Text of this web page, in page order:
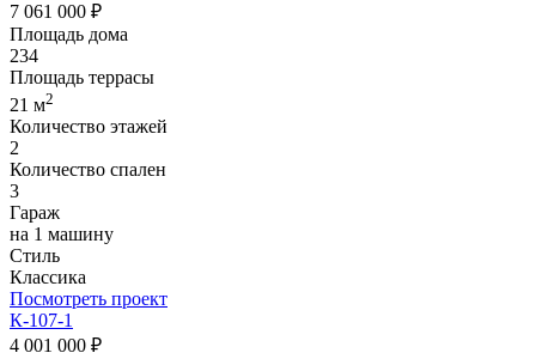
7 061 000 ₽
Площадь дома
234
Площадь террасы
21 м2
Количество этажей
2
Количество спален
3
Гараж
на 1 машину
Стиль
Классика
Посмотреть проект
К-107-1
4 001 000 ₽